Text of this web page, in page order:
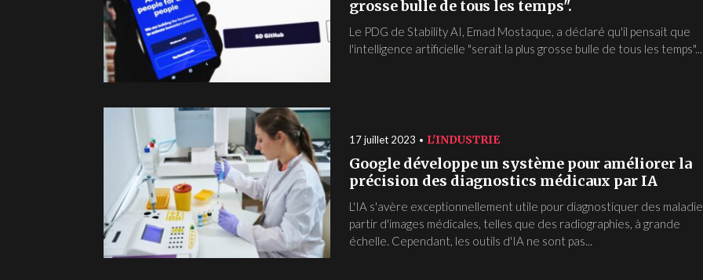
grosse bulle de tous les temps".
Le PDG de Stability AI, Emad Mostaque, a déclaré qu'il pensait que
l'intelligence artificielle "serait la plus grosse bulle de tous les temps"....
17 juillet 2023 L'INDUSTRIE
Google développe un système pour améliorer la
précision des diagnostics médicaux par IA
L'IA s'avère exceptionnellement utile pour diagnostiquer des
partir d'images médicales, telles que des radiographies, à grande
échelle. Cependant, les outils d'IA ne sont pas...